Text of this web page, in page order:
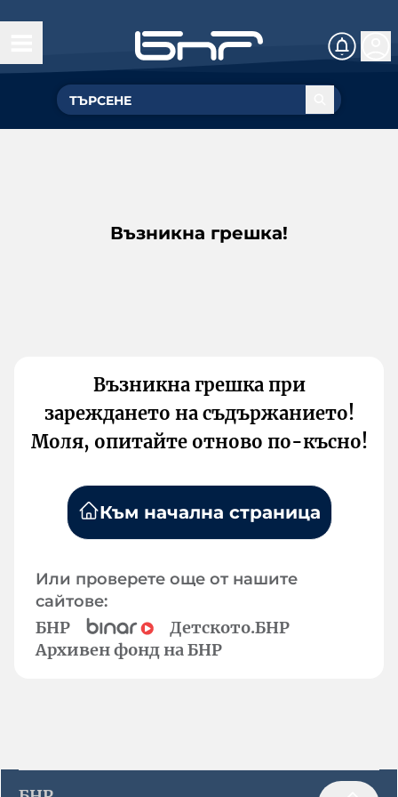
Възникна грешка!
Възникна грешка при
зареждането на съдържанието!
Моля, опитайте отново по-късно!
Към начална страница
Или проверете още от нашите
сайтове:
БНР
Детското.БНР
Архивен фонд на БНР